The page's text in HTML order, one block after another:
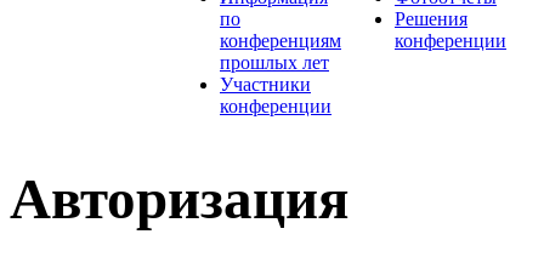
по
конференциям
прошлых лет
Участники
конференции
Решения
конференции
Авторизация